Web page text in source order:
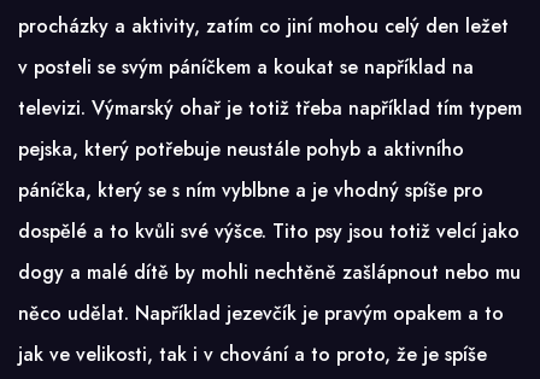
procházky a aktivity, zatím co jiní mohou celý den ležet
v posteli se svým páníčkem a koukat se například na
televizi. Výmarský ohař je totiž třeba například tím typem
pejska, který potřebuje neustále pohyb a aktivního
páníčka, který se s ním vyblbne a je vhodný spíše pro
dospělé a to kvůli své výšce. Tito psy jsou totiž velcí jako
dogy a malé dítě by mohli nechtěně zašlápnout nebo mu
něco udělat. Například jezevčík je pravým opakem a to
jak ve velikosti, tak i v chování a to proto, že je spíše